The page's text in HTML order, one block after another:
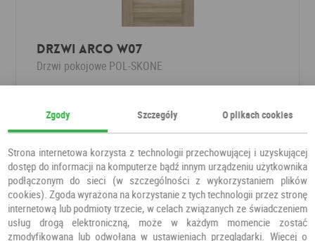
Drzwi Arco W07
Drzwi pokojowe POL-SKONE
537,50 PLN
Zgody Szczegóły O plikach cookies
Strona internetowa korzysta z technologii przechowującej i uzyskującej
dostęp do informacji na komputerze bądź innym urządzeniu użytkownika
podłączonym do sieci (w szczególności z wykorzystaniem plików
cookies). Zgoda wyrażona na korzystanie z tych technologii przez stronę
internetową lub podmioty trzecie, w celach związanych ze świadczeniem
usług drogą elektroniczną, może w każdym momencie zostać
zmodyfikowana lub odwołana w ustawieniach przeglądarki. Więcej o